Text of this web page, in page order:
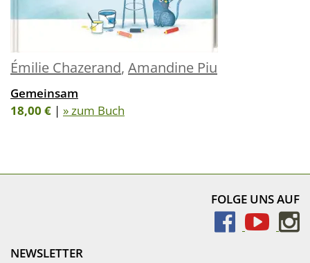
Émilie Chazerand, Amandine Piu
Gemeinsam
18,00 € | » zum Buch
FOLGE UNS AUF
NEWSLETTER